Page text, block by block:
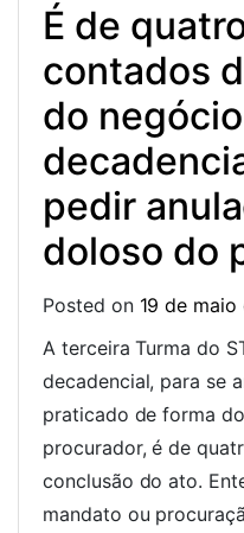
É de
contados
do
pedir
doloso do
Posted on 19 de
A terceira Turma do
decadencial, para se
praticado de forma
procurador, é de
conclusão do ato.
mandato ou